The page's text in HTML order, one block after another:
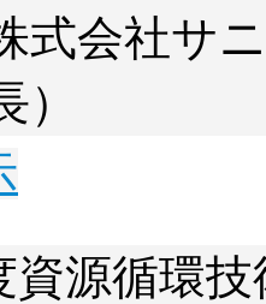
式会社サ
資源循環